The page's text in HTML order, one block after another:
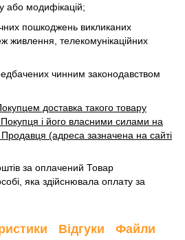
або модифікацій;
пошкоджень викликаних
живлення, телекомунікаційних
чинним законодавством
доставка такого товару
і його власними силами на
(адреса зазначена на сайті
за оплачений Товар
яка здійснювала оплату за
Відгуки Файли